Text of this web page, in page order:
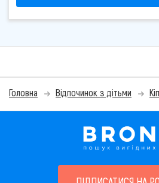
Головна Відпочинок з дітьми